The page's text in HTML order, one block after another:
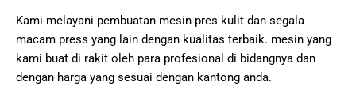
Kami melayani pembuatan mesin pres kulit dan segala
macam press yang lain dengan kualitas terbaik. mesin yang
kami buat di rakit oleh para profesional di bidangnya dan
dengan harga yang sesuai dengan kantong anda.